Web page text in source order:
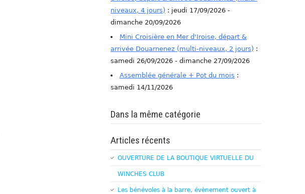
niveaux, 4 jours) : jeudi 17/09/2026 -
dimanche 20/09/2026
Mini Croisière en Mer d'Iroise, départ &
arrivée Douarnenez (multi-niveaux, 2 jours) :
samedi 26/09/2026 - dimanche 27/09/2026
Assemblée générale + Pot du mois :
samedi 14/11/2026
Dans la même catégorie
Articles récents
OUVERTURE DE LA BOUTIQUE VIRTUELLE DU
WINCHES CLUB
Les bénévoles à la barre, évènement ouvert à